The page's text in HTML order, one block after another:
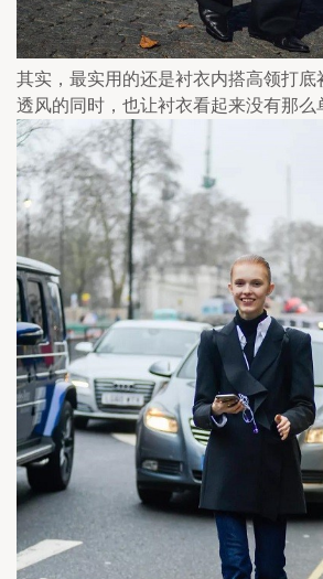
其实，最实用的还是衬衣内搭高领打底
透风的同时，也让衬衣看起来没有那么